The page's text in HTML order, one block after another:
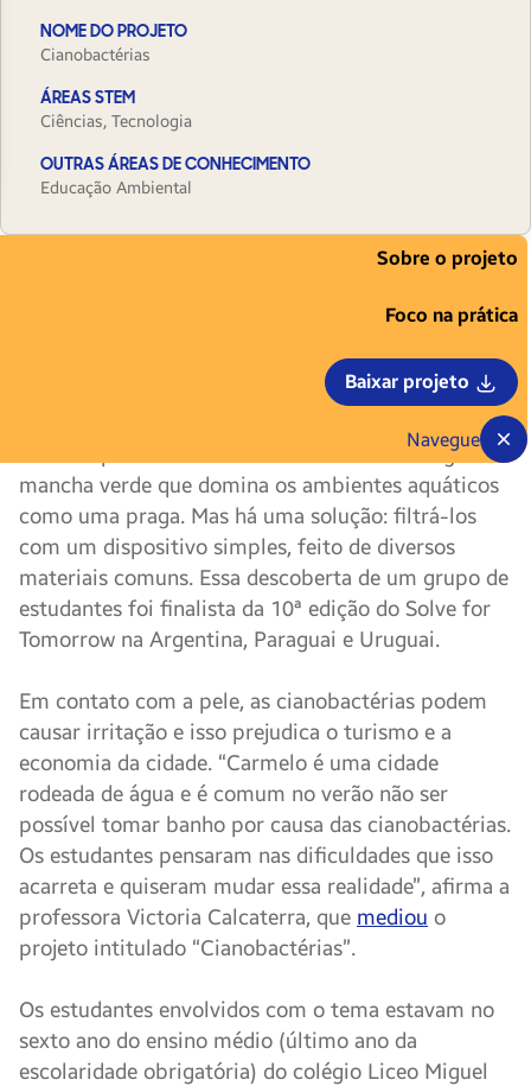
NOME DO PROJETO
Cianobactérias
ÁREAS STEM
Ciências, Tecnologia
OUTRAS ÁREAS DE CONHECIMENTO
Educação Ambiental
Navegue
Sobre o projeto
Foco na prática
Baixar projeto
As “cianobactérias” podem parecer
parte da vida em Carmelo; cidade às margens do
Rio de la Plata, no oeste do Uruguai. Também
chamadas de algas azuis ou cianofíceas, as
muito rapidamente no verão e formam uma grande
mancha verde que domina os ambientes aquáticos
como uma praga. Mas há uma solução: filtrá-los
com um dispositivo simples, feito de diversos
materiais comuns. Essa descoberta de um grupo de
estudantes foi finalista da 10ª edição do Solve for
Tomorrow na Argentina, Paraguai e Uruguai.
Em contato com a pele, as cianobactérias podem
causar irritação e isso prejudica o turismo e a
economia da cidade. “Carmelo é uma cidade
rodeada de água e é comum no verão não ser
possível tomar banho por causa das cianobactérias.
Os estudantes pensaram nas dificuldades que isso
acarreta e quiseram mudar essa realidade”, afirma a
professora Victoria Calcaterra, que mediou o
projeto intitulado “Cianobactérias”.
Os estudantes envolvidos com o tema estavam no
sexto ano do ensino médio (último ano da
escolaridade obrigatória) do colégio Liceo Miguel